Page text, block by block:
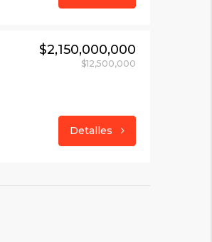
$2,150,000,000
$12,500,000
Detalles